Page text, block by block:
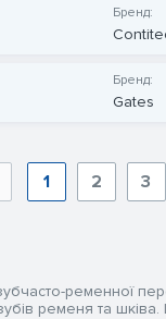
Бренд:
Бренд:
Gates
1 2 3
ременної
ременя та